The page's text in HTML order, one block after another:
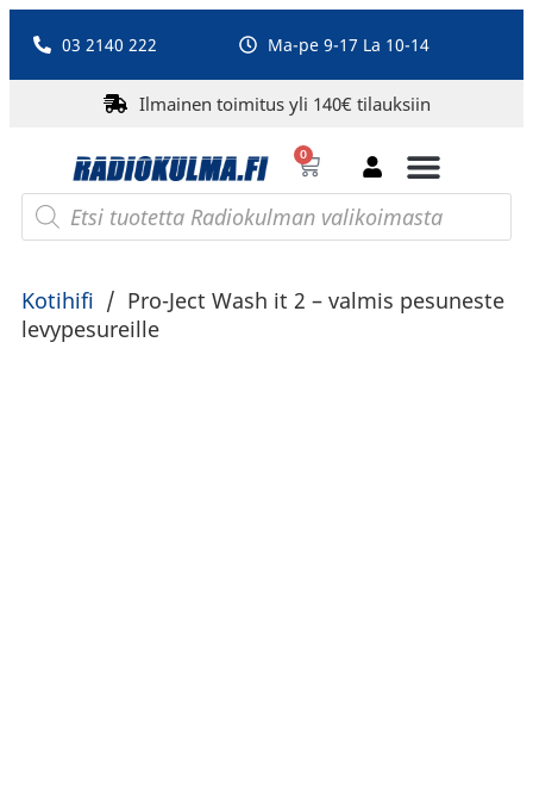
03 2140 222 Ma-pe 9-17 La 10-14
Ilmainen toimitus yli 140€ tilauksiin
0
Kotihifi / Pro-Ject Wash it 2 – valmis pesuneste
levypesureille